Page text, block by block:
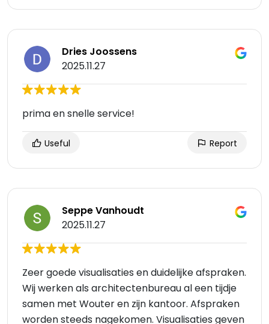
Dries Joossens
2025.11.27
prima en snelle service!
Useful Report
Seppe Vanhoudt
2025.11.27
Zeer goede visualisaties en duidelijke afspraken.
Wij werken als architectenbureau al een tijdje
samen met Wouter en zijn kantoor. Afspraken
worden steeds nagekomen. Visualisaties geven